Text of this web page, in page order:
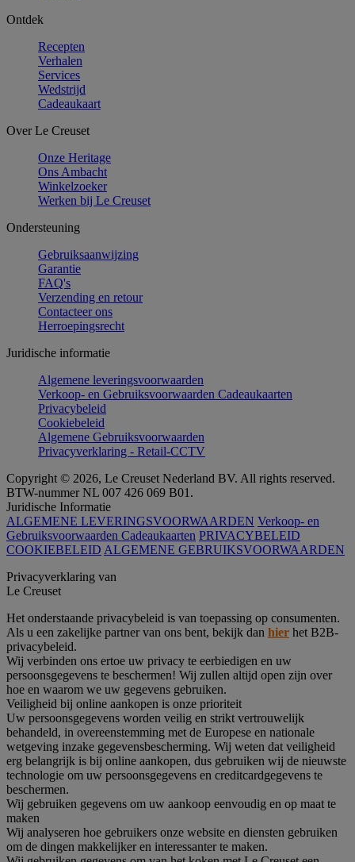
Ontdek
Recepten
Verhalen
Services
Wedstrijd
Cadeaukaart
Over Le Creuset
Onze Heritage
Ons Ambacht
Winkelzoeker
Werken bij Le Creuset
Ondersteuning
Gebruiksaanwijzing
Garantie
FAQ's
Verzending en retour
Contacteer ons
Herroepingsrecht
Juridische informatie
Algemene leveringsvoorwaarden
Verkoop- en Gebruiksvoorwaarden Cadeaukaarten
Privacybeleid
Cookiebeleid
Algemene Gebruiksvoorwaarden
Privacyverklaring - Retail-CCTV
Copyright © 2026, Le Creuset Nederland BV. All rights reserved.
BTW-nummer NL 007 426 069 B01.
Juridische Informatie
ALGEMENE LEVERINGSVOORWAARDEN Verkoop- en
Gebruiksvoorwaarden Cadeaukaarten PRIVACYBELEID
COOKIEBELEID ALGEMENE GEBRUIKSVOORWAARDEN
Privacyverklaring van
Le Creuset
Het onderstaande privacybeleid is van toepassing op consumenten.
Als u een zakelijke partner van ons bent, bekijk dan hier het B2B-
privacybeleid.
Wij verbinden ons ertoe uw privacy te eerbiedigen en uw
persoonsgegevens te beschermen! Wij zullen altijd open zijn over
hoe en waarom we uw gegevens gebruiken.
Veiligheid bij online aankopen is onze prioriteit
Uw persoonsgegevens worden veilig en strikt vertrouwelijk
behandeld, in overeenstemming met de Europese en nationale
wetgeving inzake gegevensbescherming. Wij weten dat veiligheid
erg belangrijk is bij online aankopen, dus gebruiken wij de nieuwste
technologie om uw persoonsgegevens en creditcardgegevens te
beschermen.
Wij gebruiken gegevens om uw aankoop eenvoudig en op maat te
maken
Wij analyseren hoe gebruikers onze website en diensten gebruiken
om de dingen makkelijker en interessanter te maken.